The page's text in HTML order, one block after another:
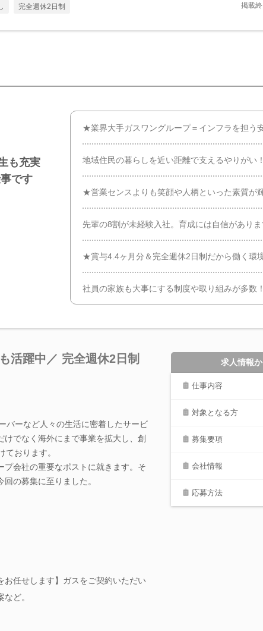
完全週休2日制 掲載
も充実
です
★業界大手ガスワングループ＝インフラを担う
地域住民の暮らしを近い距離で支えるやりがい！
★営業センスよりも笑顔や人柄といった素質が
先輩の8割が未経験入社。育成には自信がありま
★賞与4.4ヶ月分＆完全週休2日制だから働く環
社員の家族も大事にする制度や取り組みが多数！
活躍中／ 完全週休2日制
バーなど人々の生活に密着したサービ
けでなく海外にまで事業を拡大し、創
おります。
会社の重要なポストに就きます。そ
の募集に至りました。
お任せします】ガスをご契約いただい
ど。
求人情報
仕事内容
対象となる方
募集要項
会社情報
応募方法